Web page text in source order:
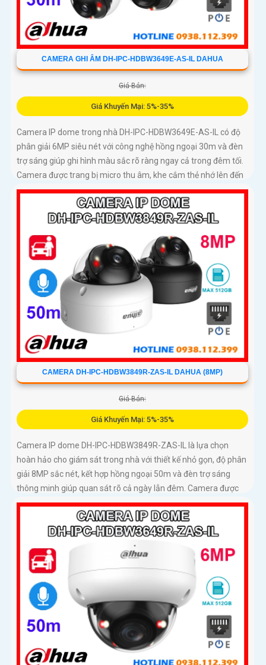
CAMERA GHI ÂM DH-IPC-HDBW3649E-AS-IL DAHUA
Giá Bán:
Giá Khuyến Mại: 5%-35%
Camera IP dome trong nhà DH-IPC-HDBW3649E-AS-IL có độ
phân giải 6MP siêu nét với công nghệ hồng ngoại 30m và đèn
trợ sáng giúp ghi hình màu sắc rõ ràng ngay cả trong đêm tối.
Camera được trang bị micro thu âm, khe cắm thẻ nhớ lên đến
512GB và công nghệ AI thông minh nhận diện chính xác người
và phương tiện nâng cao hiệu quả giám sát
CAMERA DH-IPC-HDBW3849R-ZAS-IL DAHUA (8MP)
Giá Bán:
Giá Khuyến Mại: 5%-35%
Camera IP dome DH-IPC-HDBW3849R-ZAS-IL là lựa chọn
hoàn hảo cho giám sát trong nhà với thiết kế nhỏ gọn, độ phân
giải 8MP sắc nét, kết hợp hồng ngoại 50m và đèn trợ sáng
thông minh giúp quan sát rõ cả ngày lẫn đêm. Camera được
tích hợp micro ghi âm, khe thẻ nhớ lên đến 512GB và công
nghệ phân biệt người và phương tiện, nâng cao độ chính xác
trong cảnh báo, hỗ trợ POE tiện lợi